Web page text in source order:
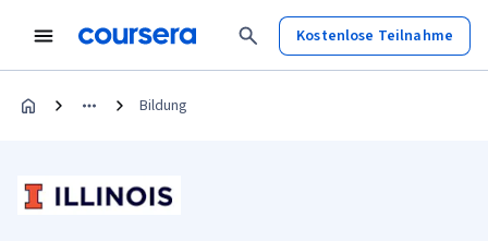
Kostenlose Teilnahme
Bildung